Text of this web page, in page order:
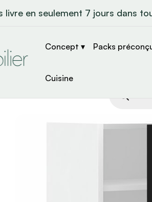
livre en seulement 7 jours dans
Concept ▾ Packs
Cuisine
de